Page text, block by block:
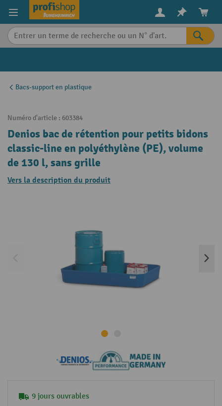
content
Bacs-support en plastique
Numéro d'article : 603384
Denios bac de rétention pour petits bidons
classic-line en polyéthylène (PE), volume
de 130 l, sans grille
Vers la description du produit
9 jours ouvrables